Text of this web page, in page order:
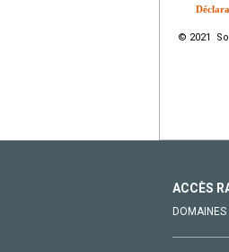
© 2021
ACCÈS
DOMAINES